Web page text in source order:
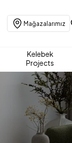
Mağazalarımız
Kelebek
Projects